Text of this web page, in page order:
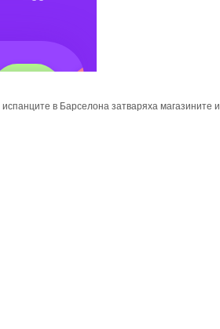
в Барселона затваряха магазините и